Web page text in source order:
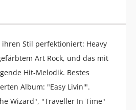
Stil perfektioniert: Heavy
Art Rock, und das mit
Hit-Melodik. Bestes
Album: "Easy Livin'".
Wizard", "Traveller In Time"